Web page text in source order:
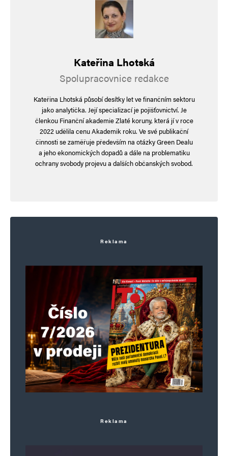
čas, Igor Stříž KSČ honí učitelku Bednářovou za
Michprdi 4 roky ani necekli.
Fialová pětidemolice měla 108 poslušných
poslanců jako parní válec Severní Korea, Senát,
automat na podpisy PePu, soudce, média v čele
s nevyváženou a neobjektivní námi placenou
propagandou ČST, plus politruka Foltýna a jeho
Podle Pekarové Adamové Dvousvetrové má
víme?
Mamulašvili, táta fialové pirátky.
Napsat komentář
Vaše e-mailová adresa nebude zveřejněna.Vyžadované informace jsou
označeny*
Komentář*
Kateřina Lhotská
Spolupracovnice redakce
Kateřina Lhotská působí desítky let ve finančním sektoru
jako analytička. Její specializací je pojišťovnictví. Je
členkou Finanční akademie Zlaté koruny, která jí v roce
2022 udělila cenu Akademik roku. Ve své publikační
činnosti se zaměřuje především na otázky Green Dealu
a jeho ekonomických dopadů a dále na problematiku
ochrany svobody projevu a dalších občanských svobod.
Reklama
Reklama